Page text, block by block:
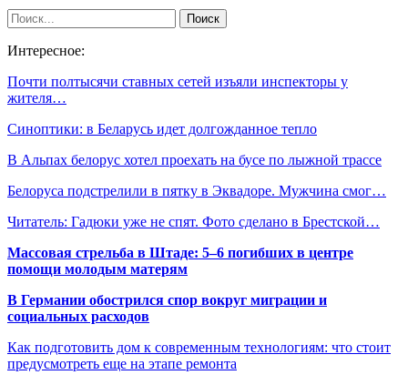
Интересное:
Почти полтысячи ставных сетей изъяли инспекторы у
жителя…
Синоптики: в Беларусь идет долгожданное тепло
В Альпах белорус хотел проехать на бусе по лыжной трассе
Белоруса подстрелили в пятку в Эквадоре. Мужчина смог…
Читатель: Гадюки уже не спят. Фото сделано в Брестской…
Массовая стрельба в Штаде: 5–6 погибших в центре
помощи молодым матерям
В Германии обострился спор вокруг миграции и
социальных расходов
Как подготовить дом к современным технологиям: что стоит
предусмотреть еще на этапе ремонта